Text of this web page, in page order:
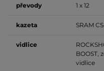
převody 1 x 12
kazeta SRAM
vidlice
BOOST,
vidlice